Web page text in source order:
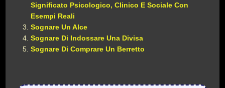
Significato Psicologico, Clinico E Sociale Con
Esempi Reali
Sognare Un Alce
Sognare Di Indossare Una Divisa
Sognare Di Comprare Un Berretto